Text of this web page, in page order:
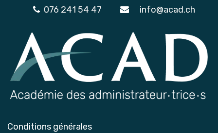
076 241 54 47 info@acad.ch
Conditions générales